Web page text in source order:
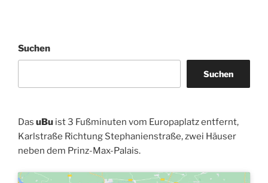
Suchen
Suchen
Das uBu ist 3 Fußminuten vom Europaplatz entfernt,
Karlstraße Richtung Stephanienstraße, zwei Häuser
neben dem Prinz-Max-Palais.